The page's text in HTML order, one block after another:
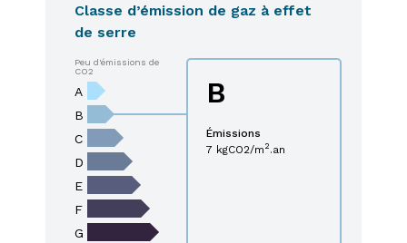
Classe d’émission de gaz à effet
de serre
Peu d'émissions de
CO2
A
B
C
D
E
F
G
B
Émissions
7 kgCO2/m 2 .an